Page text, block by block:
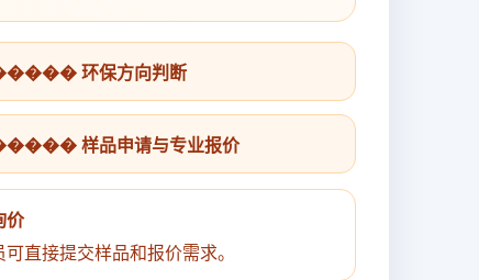
环保方向判断
样品申请与专业报价
价
可直接提交样品和报价需求。